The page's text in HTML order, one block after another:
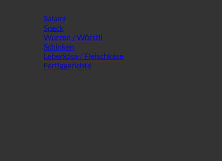
Salami
Speck
Wurzen / Würstli
Schinken
Leberkäse / Fleischkäse
Fertiggerichte